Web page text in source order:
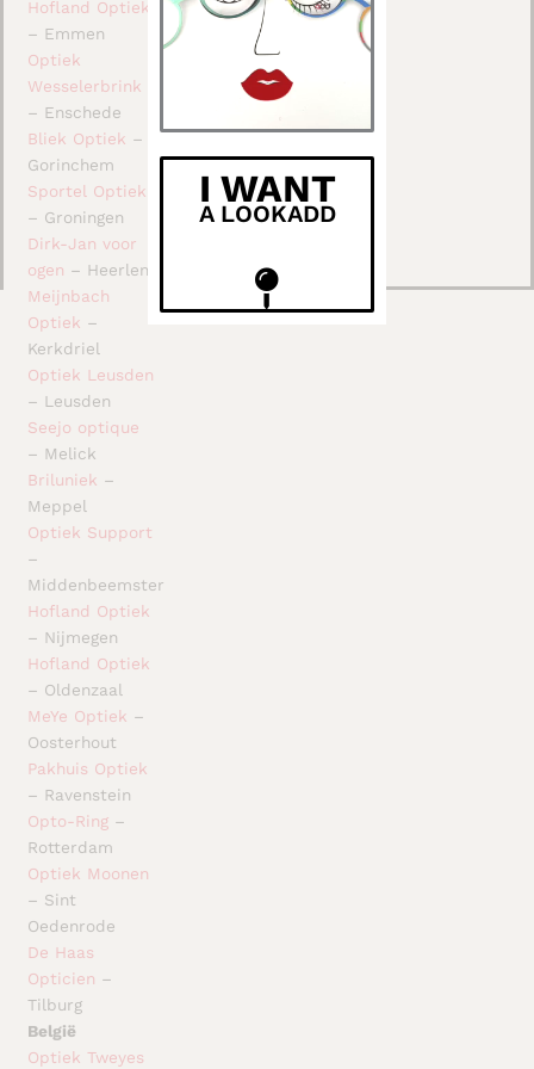
Hofland Optiek
– Emmen
Optiek
Wesselerbrink
– Enschede
Bliek Optiek –
Gorinchem
Sportel Optiek
– Groningen
Dirk-Jan voor
ogen – Heerlen
Meijnbach
Optiek –
Kerkdriel
Optiek Leusden
– Leusden
Seejo optique
– Melick
Briluniek –
Meppel
Optiek Support
–
Middenbeemster
Hofland Optiek
– Nijmegen
Hofland Optiek
– Oldenzaal
MeYe Optiek –
Oosterhout
Pakhuis Optiek
– Ravenstein
Opto-Ring –
Rotterdam
Optiek Moonen
– Sint
Oedenrode
De Haas
Opticien –
Tilburg
België
Optiek Tweyes
I WANT
A LOOKADD